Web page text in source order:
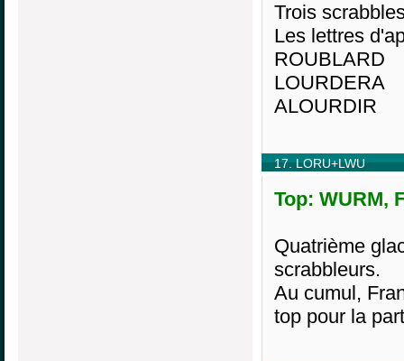
Trois
Les lettres
ROUBLARD
LOURDERA
ALOURDIR
17. LORU+LWU
Top: WURM,
Quatrième
scrabbleurs.
Au cumul,
top pour la